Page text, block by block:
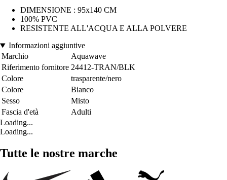
DIMENSIONE : 95x140 CM
100% PVC
RESISTENTE ALL'ACQUA E ALLA POLVERE
Informazioni aggiuntive
Marchio
Aquawave
Riferimento fornitore 24412-TRAN/BLK
Colore
trasparente/nero
Colore
Bianco
Sesso
Misto
Fascia d'età
Adulti
Loading...
Loading...
Tutte le nostre marche